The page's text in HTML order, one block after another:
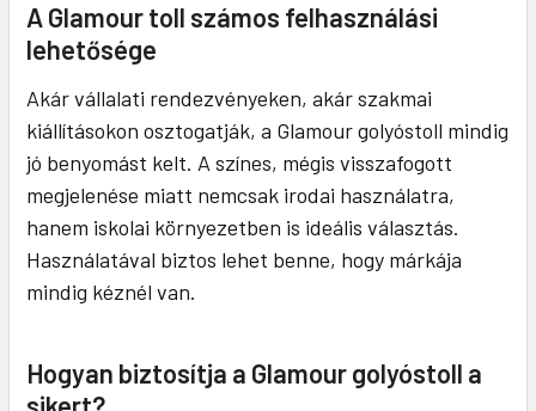
A Glamour toll számos felhasználási
lehetősége
Akár vállalati rendezvényeken, akár szakmai
kiállításokon osztogatják, a Glamour golyóstoll mindig
jó benyomást kelt. A színes, mégis visszafogott
megjelenése miatt nemcsak irodai használatra,
hanem iskolai környezetben is ideális választás.
Használatával biztos lehet benne, hogy márkája
mindig kéznél van.
Hogyan biztosítja a Glamour golyóstoll a